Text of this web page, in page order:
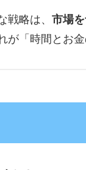
略は、 市場
「時間とお金